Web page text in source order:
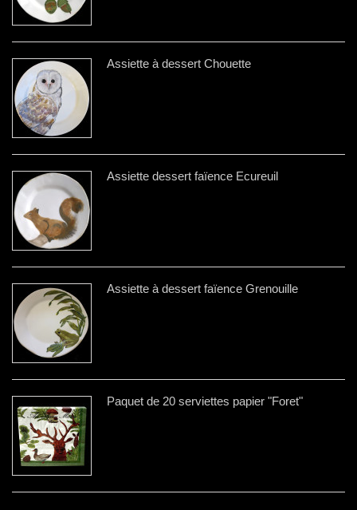
Assiette à dessert Chouette
Assiette dessert faïence Ecureuil
Assiette à dessert faïence Grenouille
Paquet de 20 serviettes papier "Foret"